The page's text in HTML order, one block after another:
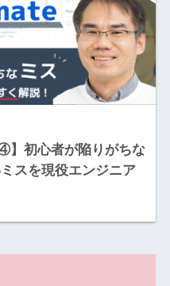
】初心者が陥りがちな
スを現役エンジニア